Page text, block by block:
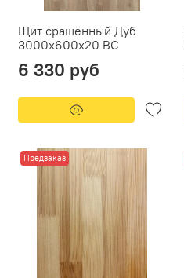
Щит сращенный Дуб
3000x600x20 ВС
6 330 руб
Предзаказ